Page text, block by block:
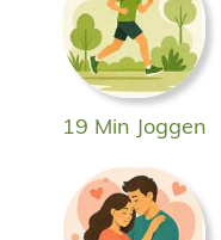
19 Min Joggen